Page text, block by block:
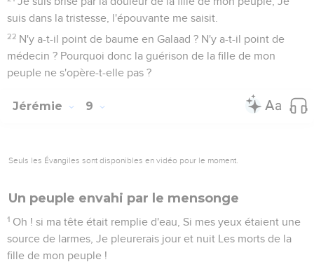
suis dans la tristesse, l'épouvante me saisit.
22 N'y a-t-il point de baume en Galaad ? N'y a-t-il point de
médecin ? Pourquoi donc la guérison de la fille de mon
peuple ne s'opère-t-elle pas ?
Jérémie 9
Seuls les Évangiles sont disponibles en vidéo pour le moment.
Un peuple envahi par le mensonge
1 Oh ! si ma tête était remplie d'eau, Si mes yeux étaient une
source de larmes, Je pleurerais jour et nuit Les morts de la
fille de mon peuple !